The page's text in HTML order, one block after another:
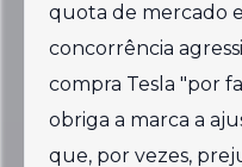
quota de mercado
concorrência
compra Tesla "por
obriga a marca a
que, por vezes,